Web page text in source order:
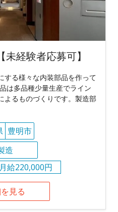
経験者応募可】
する様々な内装部品を作って
は多品種少量生産でライン
よるものづくりです。製造部
豊明市
造
月給220,000円
見る